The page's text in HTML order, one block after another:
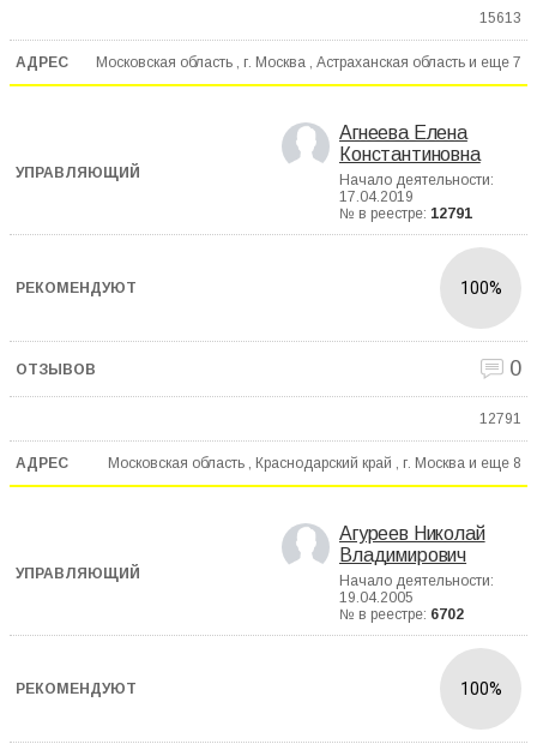
15613
Московская область , г. Москва , Астраханская область и еще 7
Агнеева Елена
Константиновна
Начало деятельности:
17.04.2019
№ в реестре: 12791
100%
0
12791
Московская область , Краснодарский край , г. Москва и еще 8
Агуреев Николай
Владимирович
Начало деятельности:
19.04.2005
№ в реестре: 6702
100%